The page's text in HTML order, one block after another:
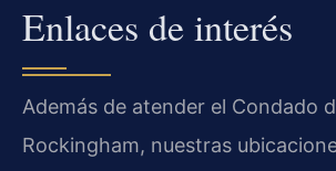
Enlaces de interés
Además de atender el Condado
Rockingham, nuestras